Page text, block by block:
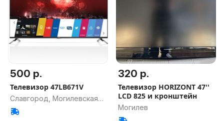
500 р.
Телевизор 47LB671V
Славгород, Могилевская
обл.
320 р.
Телевизор HORIZONT 47''
LCD 825 и кронштейн
Могилев